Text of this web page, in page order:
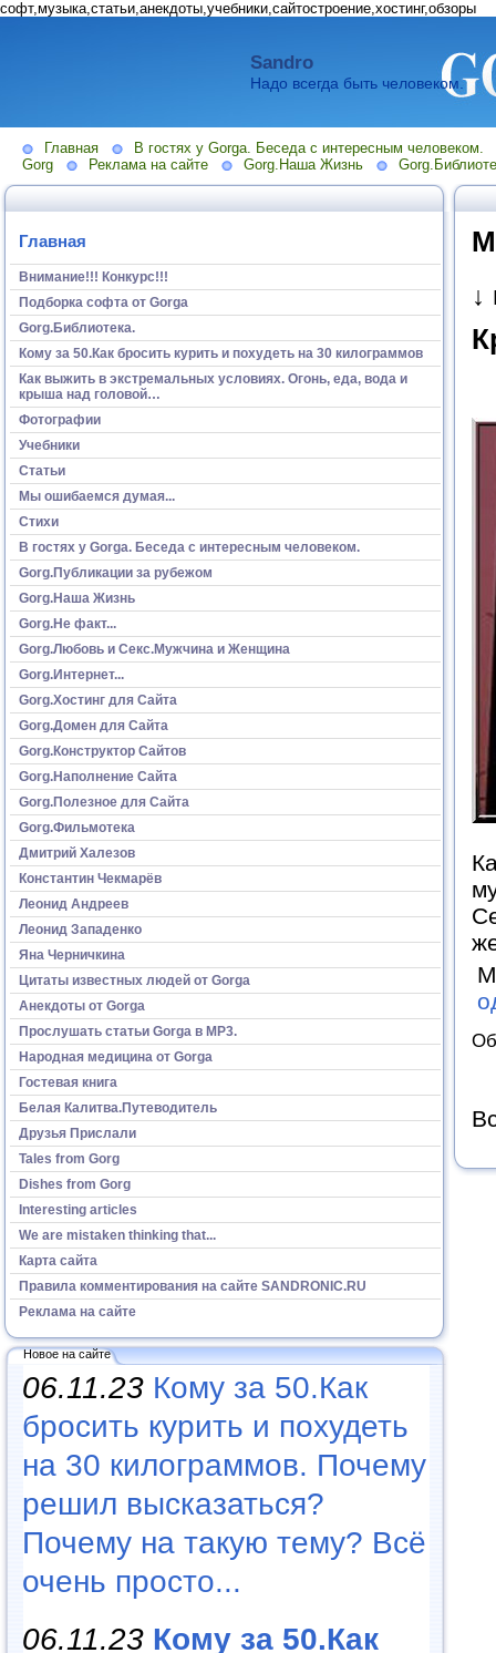
софт,музыка,статьи,анекдоты,учебники,сайтостроение,хостинг,обзоры
Sandro
Надо всегда быть человеком.
Главная
В гостях у Gorga. Беседа с интересным человеком.
Gorg
Реклама на сайте Gorg.Наша Жизнь
Главная
Внимание!!! Конкурс!!!
Подборка софта от Gorga
Gorg.Библиотека.
Кому за 50.Как бросить курить и похудеть на 30 килограммов
Как выжить в экстремальных условиях. Огонь, еда, вода и
крыша над головой…
Фотографии
Учебники
Статьи
Мы ошибаемся думая...
Стихи
В гостях у Gorga. Беседа с интересным человеком.
Gorg.Публикации за рубежом
Gorg.Наша Жизнь
Gorg.Не факт...
Gorg.Любовь и Секс.Мужчина и Женщина
Gorg.Интернет...
Gorg.Хостинг для Сайта
Gorg.Домен для Сайта
Gorg.Конструктор Сайтов
Gorg.Наполнение Сайта
Gorg.Полезное для Сайта
Gorg.Фильмотека
Дмитрий Халезов
Константин Чекмарёв
Леонид Андреев
Леонид Западенко
Яна Черничкина
Цитаты известных людей от Gorga
Анекдоты от Gorga
Прослушать статьи Gorga в МР3.
Народная медицина от Gorga
Гостевая книга
Белая Калитва.Путеводитель
Друзья Прислали
Tales from Gorg
Dishes from Gorg
Interesting articles
We are mistaken thinking that...
Карта сайта
Правила комментирования на сайте SANDRONIC.RU
Реклама на сайте
Новое на сайте
06.11.23 Кому за 50.Как
бросить курить и похудеть
на 30 килограммов. Почему
решил высказаться?
Почему на такую тему? Всё
очень просто...
06.11.23 Кому за 50.Как